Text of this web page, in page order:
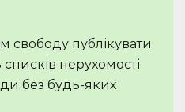
свободу публікувати
нерухомості
без будь-яких